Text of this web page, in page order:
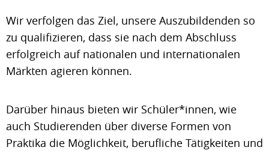
Wir verfolgen das Ziel, unsere Auszubildenden so
zu qualifizieren, dass sie nach dem Abschluss
erfolgreich auf nationalen und internationalen
Märkten agieren können.
Darüber hinaus bieten wir Schüler*innen, wie
auch Studierenden über diverse Formen von
Praktika die Möglichkeit, berufliche Tätigkeiten und